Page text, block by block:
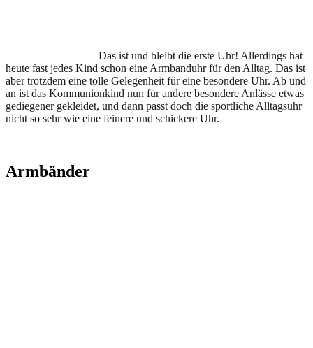
Das ist und bleibt die erste Uhr! Allerdings hat
heute fast jedes Kind schon eine Armbanduhr für den Alltag. Das ist
aber trotzdem eine tolle Gelegenheit für eine besondere Uhr. Ab und
an ist das Kommunionkind nun für andere besondere Anlässe etwas
gediegener gekleidet, und dann passt doch die sportliche Alltagsuhr
nicht so sehr wie eine feinere und schickere Uhr.
Armbänder